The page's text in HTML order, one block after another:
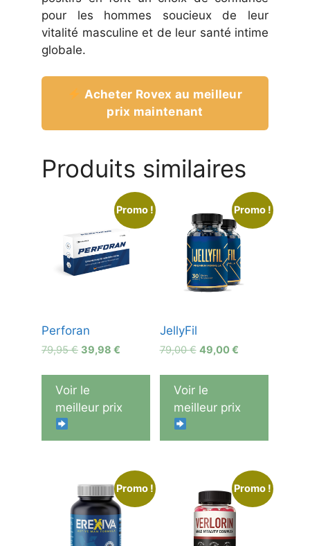
pour les hommes soucieux de leur
vitalité masculine et de leur santé intime
globale.
Acheter Rovex au meilleur
prix maintenant
Produits similaires
Promo !
Perforan
79,95€ Le
initial
était :
79,95 €.
39,98 €
actuel
39,98 €.
Voir le
meilleur prix
Promo !
JellyFil
79,00€ Le
initial
était :
79,00 €.
49,00€Le
actuel
49,00 €.
Voir le
meilleur prix
Promo ! Promo !